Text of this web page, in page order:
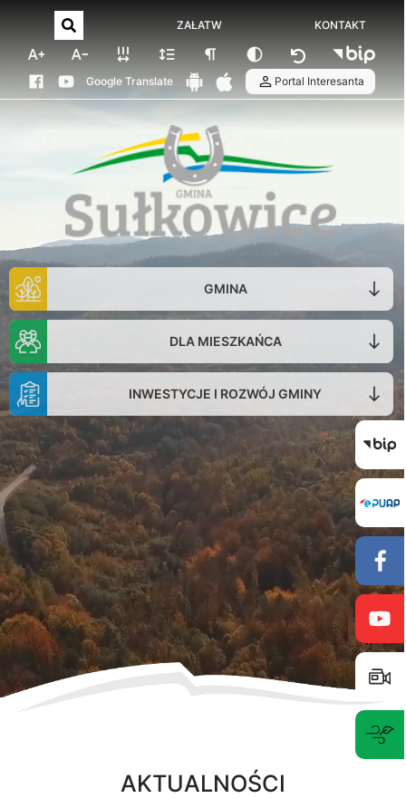
ZAŁATW KONTAKT
Google Translate Portal Interesanta
GMINA
DLA MIESZKAŃCA
INWESTYCJE I ROZWÓJ GMINY
AKTUALNOŚCI